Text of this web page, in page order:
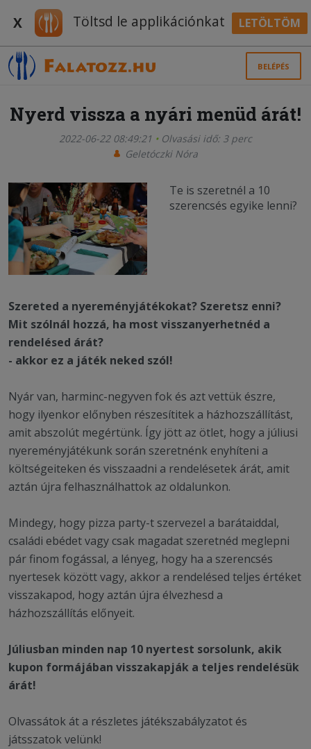
X Töltsd le applikációnkat LETÖLTÖM
BELÉPÉS
Nyerd vissza a nyári menüd árát!
2022-06-22 08:49:21
Olvasási idő: 3 perc
Geletóczki Nóra
Te is szeretnél a 10
szerencsés egyike lenni?
Szereted a nyereményjátékokat? Szeretsz enni?
Mit szólnál hozzá, ha most visszanyerhetnéd a
rendelésed árát?
- akkor ez a játék neked szól!
Nyár van, harminc-negyven fok és azt vettük észre,
hogy ilyenkor előnyben részesítitek a házhozszállítást,
amit abszolút megértünk. Így jött az ötlet, hogy a júliusi
nyereményjátékunk során szeretnénk enyhíteni a
költségeiteken és visszaadni a rendelésetek árát, amit
aztán újra felhasználhattok az oldalunkon.
Mindegy, hogy pizza party-t szervezel a barátaiddal,
családi ebédet vagy csak magadat szeretnéd meglepni
pár finom fogással, a lényeg, hogy ha a szerencsés
nyertesek között vagy, akkor a rendelésed teljes értéket
visszakapod, hogy aztán újra élvezhesd a
házhozszállítás előnyeit.
Júliusban minden nap 10 nyertest sorsolunk, akik
kupon formájában visszakapják a teljes rendelésük
árát!
Olvassátok át a részletes játékszabályzatot és
játsszatok velünk!